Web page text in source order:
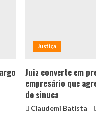
Justiça
Juiz converte em
empresário que
de sinuca
Claudemi Batista